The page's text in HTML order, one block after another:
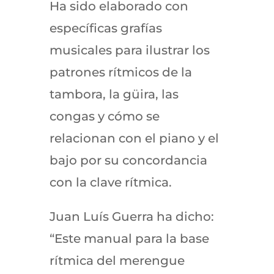
Ha sido elaborado con
específicas grafías
musicales para ilustrar los
patrones rítmicos de la
tambora, la güira, las
congas y cómo se
relacionan con el piano y el
bajo por su concordancia
con la clave rítmica.
Juan Luís Guerra ha dicho:
“Este manual para la base
rítmica del merengue